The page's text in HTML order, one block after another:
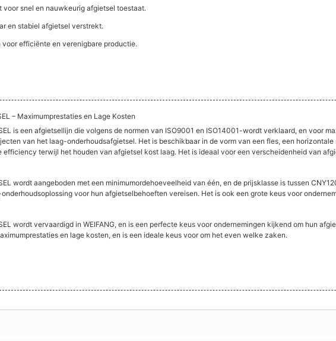
snel en nauwkeurig afgietsel toestaat.
en stabiel afgietsel verstrekt.
efficiënte en verenigbare productie.
– Maximumprestaties en Lage Kosten
is een afgietsellijn die volgens de normen van ISO9001 en ISO14001-wordt verklaard, en voor
van het laag-onderhoudsafgietsel. Het is beschikbaar in de vorm van een fles, een
terwijl het houden van afgietsel kost laag. Het is ideaal voor een verscheidenheid van
wordt aangeboden met een minimumordehoeveelheid van één, en de prijsklasse is tussen
voor hun afgietselbehoeften vereisen. Het is ook een grote keus voor
wordt vervaardigd in WEIFANG, en is een perfecte keus voor ondernemingen kijkend om hun
en lage kosten, en is een ideale keus voor om het even welke zaken.